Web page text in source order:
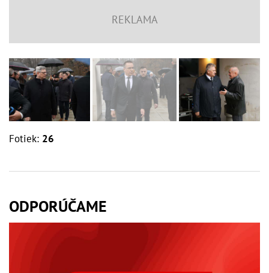
Fotiek: 26
ODPORÚČAME